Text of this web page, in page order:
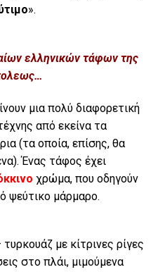
».
ελληνικών τάφων της
μια πολύ διαφορετική
από εκείνα τα
(τα οποία, επίσης, θα
Ένας τάφος έχει
χρώμα, που οδηγούν
ψεύτικο μάρμαρο.
με κίτρινες ρίγες
στο πλάι, μιμούμενα